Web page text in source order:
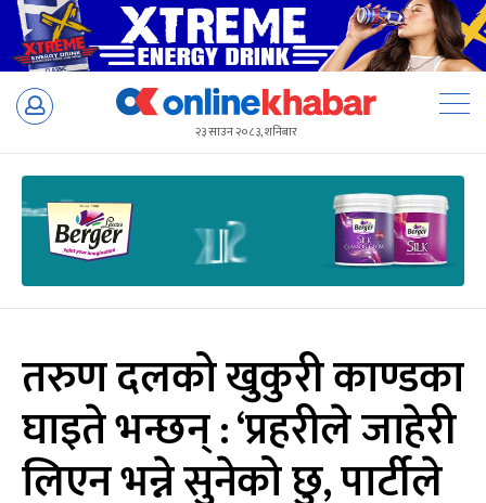
Skip
२३ साउन २०८३, शनिबार
तरुण दलको खुकुरी काण्डका
घाइते भन्छन् : ‘प्रहरीले जाहेरी
लिएन भन्ने सुनेको छु, पार्टीले